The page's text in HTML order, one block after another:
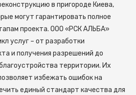
в пригороде Киева,
могут гарантировать полное
проекта. ООО «РСК АЛЬБА»
услуг – от разработки
и получения разрешений до
территории. Их
избежать ошибок на
единый стандарт качества для